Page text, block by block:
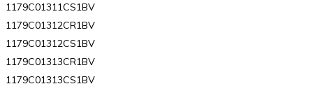
1179C01311CS1BV
1179C01312CR1BV
1179C01312CS1BV
1179C01313CR1BV
1179C01313CS1BV